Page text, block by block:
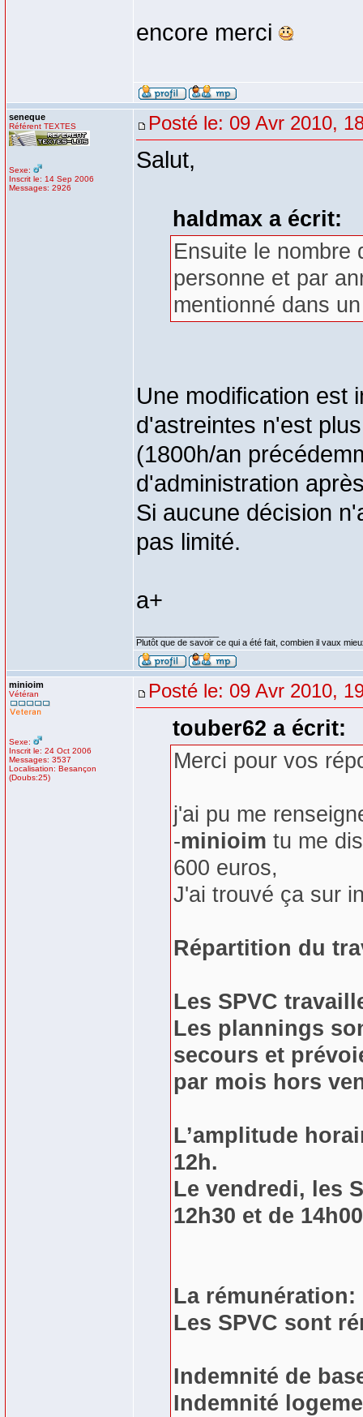
encore merci
seneque
Référent TEXTES
Sexe:
Inscrit le: 14 Sep 2006
Messages: 2926
Posté le: 09 Avr 2010,
Salut,
haldmax a écrit:
Ensuite le nombre
personne et par
mentionné dans
Une modification est
d'astreintes n'est
(1800h/an
d'administration
Si aucune décision
pas limité.
a+
Plutôt que de savoir ce qui a été fait, combien il vaux
minioim
Vétéran
Sexe:
Inscrit le: 24 Oct 2006
Messages: 3537
Localisation: Besançon
(Doubs:25)
Posté le: 09 Avr 2010,
touber62 a écrit:
Merci pour vos
j'ai pu me
-minioim tu me
600 euros,
J'ai trouvé ça sur
Répartition du
Les SPVC
Les plannings
secours et
par mois hors
L’amplitude
12h.
Le vendredi, les
12h30 et de
La rémunération:
Les SPVC sont
Indemnité de
Indemnité